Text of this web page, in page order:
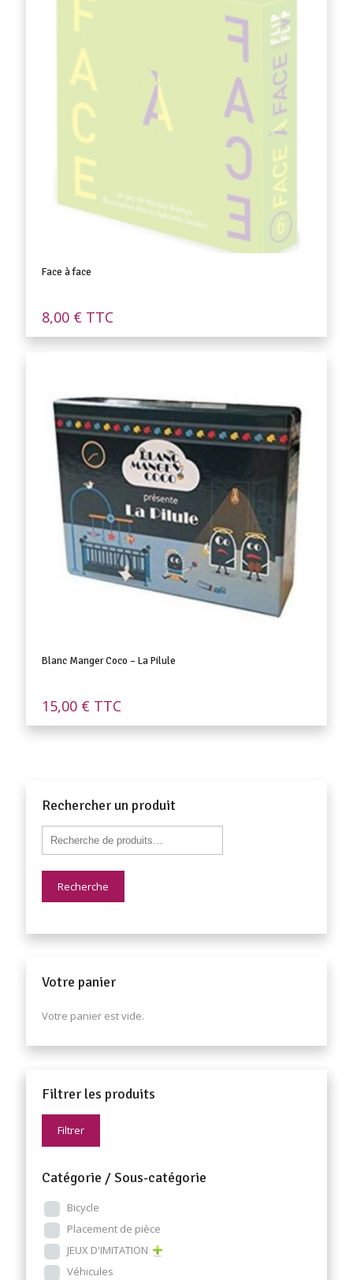
Face à face
8,00 € TTC
Blanc Manger Coco – La Pilule
15,00 € TTC
Rechercher un produit
Recherche
Votre panier
Votre panier est vide.
Filtrer les produits
Filtrer
Catégorie / Sous-catégorie
Bicycle
Placement de pièce
JEUX D'IMITATION
Véhicules